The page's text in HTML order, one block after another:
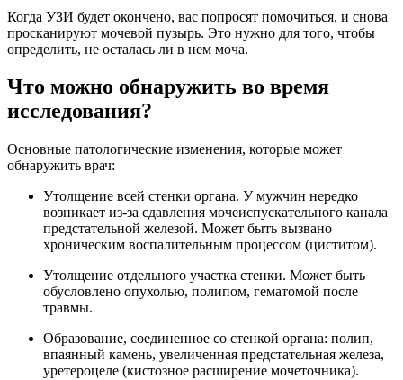
Когда УЗИ будет окончено, вас попросят помочиться, и снова
просканируют мочевой пузырь. Это нужно для того, чтобы
определить, не осталась ли в нем моча.
Что можно обнаружить во время
исследования?
Основные патологические изменения, которые может
обнаружить врач:
Утолщение всей стенки органа. У мужчин нередко
возникает из-за сдавления мочеиспускательного канала
предстательной железой. Может быть вызвано
хроническим воспалительным процессом (циститом).
Утолщение отдельного участка стенки. Может быть
обусловлено опухолью, полипом, гематомой после
травмы.
Образование, соединенное со стенкой органа: полип,
впаянный камень, увеличенная предстательная железа,
уретероцеле (кистозное расширение мочеточника).